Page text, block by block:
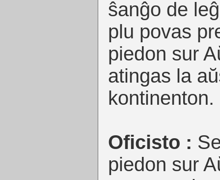
ŝanĝo de
plu povas
piedon sur
atingas la
kontinenton.
Oficisto :
piedon sur